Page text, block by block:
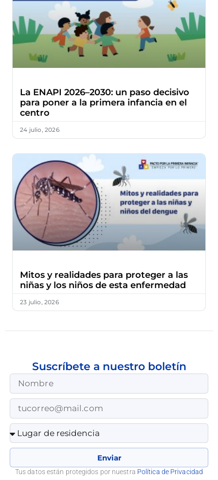
La ENAPI 2026–2030: un paso decisivo
para poner a la primera infancia en el
centro
24 julio, 2026
Mitos y realidades para proteger a las
niñas y los niños de esta enfermedad
23 julio, 2026
Enviar
Suscríbete a nuestro boletín
Tus datos están protegidos por nuestra Política de Privacidad